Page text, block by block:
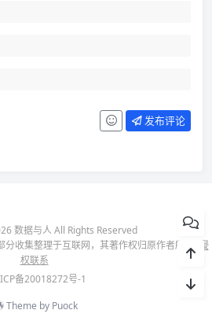
发布评论
数据与人 All Rights Reserved
收集整理于互联网，其著作权归原作者所有-
侵
权联系
备20018272号-1
Theme by Puock